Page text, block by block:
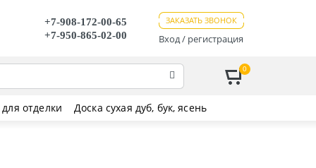
+7-908-172-00-65
+7-950-865-02-00
ЗАКАЗАТЬ ЗВОНОК
Вход / регистрация
0
отделки Доска сухая дуб, бук, ясень